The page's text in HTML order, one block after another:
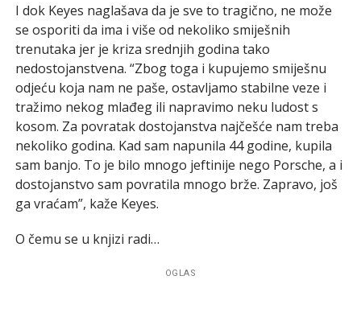
I dok Keyes naglašava da je sve to tragično, ne može
se osporiti da ima i više od nekoliko smiješnih
trenutaka jer je kriza srednjih godina tako
nedostojanstvena. “Zbog toga i kupujemo smiješnu
odjeću koja nam ne paše, ostavljamo stabilne veze i
tražimo nekog mlađeg ili napravimo neku ludost s
kosom. Za povratak dostojanstva najčešće nam treba
nekoliko godina. Kad sam napunila 44 godine, kupila
sam banjo. To je bilo mnogo jeftinije nego Porsche, a i
dostojanstvo sam povratila mnogo brže. Zapravo, još
ga vraćam”, kaže Keyes.
O čemu se u knjizi radi…
OGLAS